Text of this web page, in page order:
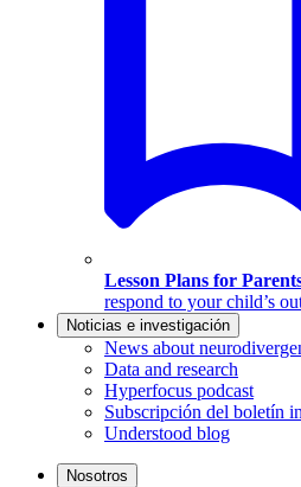
Lesson Plans for
respond to your child’s
Noticias e investigación
News about
Data and research
Hyperfocus podcast
Subscripción del boletín
Understood blog
Nosotros